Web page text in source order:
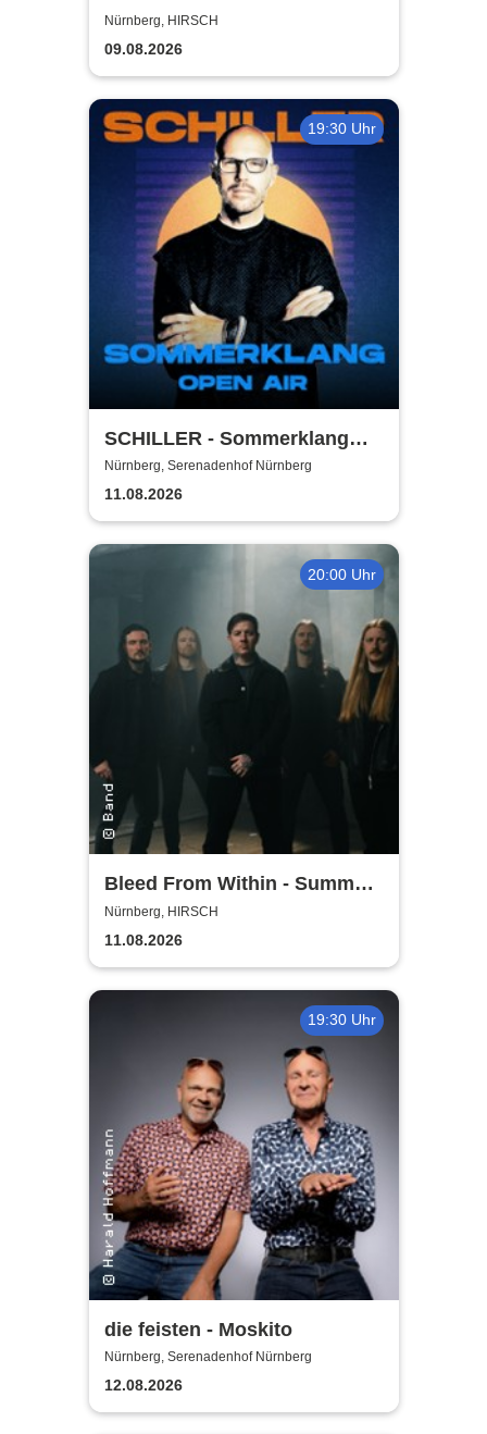
Nürnberg, HIRSCH
09.08.2026
19:30 Uhr
SCHILLER - Sommerklang
2026
Nürnberg, Serenadenhof Nürnberg
11.08.2026
20:00 Uhr
Bleed From Within - Summer
2026
Nürnberg, HIRSCH
11.08.2026
19:30 Uhr
die feisten - Moskito
Nürnberg, Serenadenhof Nürnberg
12.08.2026